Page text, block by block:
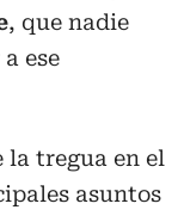
, que nadie
ese
tregua en el
asuntos